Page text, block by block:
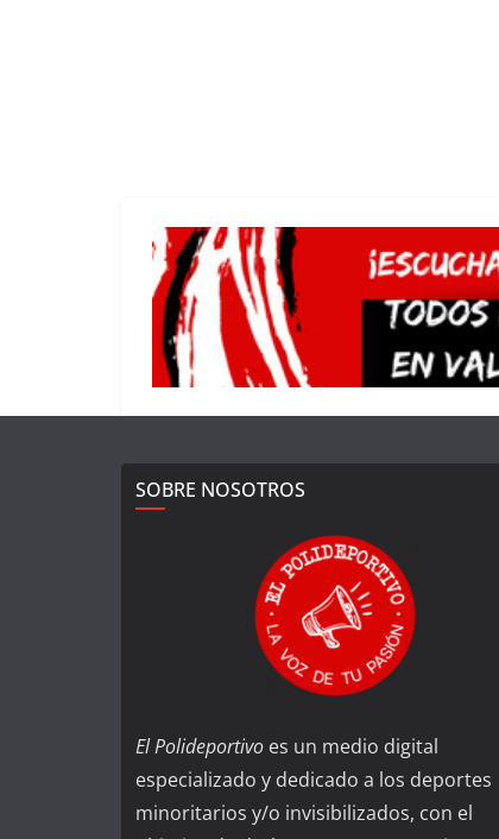
SOBRE NOSOTROS
El Polideportivo es un medio digital
especializado y dedicado a los deportes
minoritarios y/o invisibilizados, con el